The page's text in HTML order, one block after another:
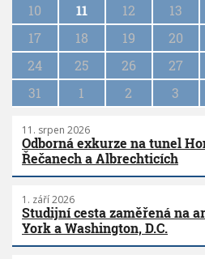
i
o
10
11 12 13
17
18 19 20
24
25 26 27
31
1 2 3
11. srpen 2026
Odborná exkurze na tunel
Řečanech a Albrechticích
1. září 2026
Studijní cesta zaměřená na
York a Washington, D.C.